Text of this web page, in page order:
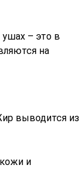
– это в
на
выводится из
и